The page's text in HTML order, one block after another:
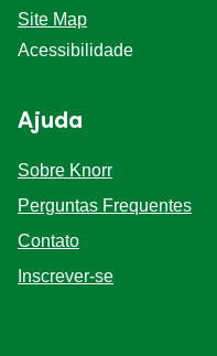
Aviso Legal
Site Map
Sobre Knorr
Perguntas Frequentes
Contato